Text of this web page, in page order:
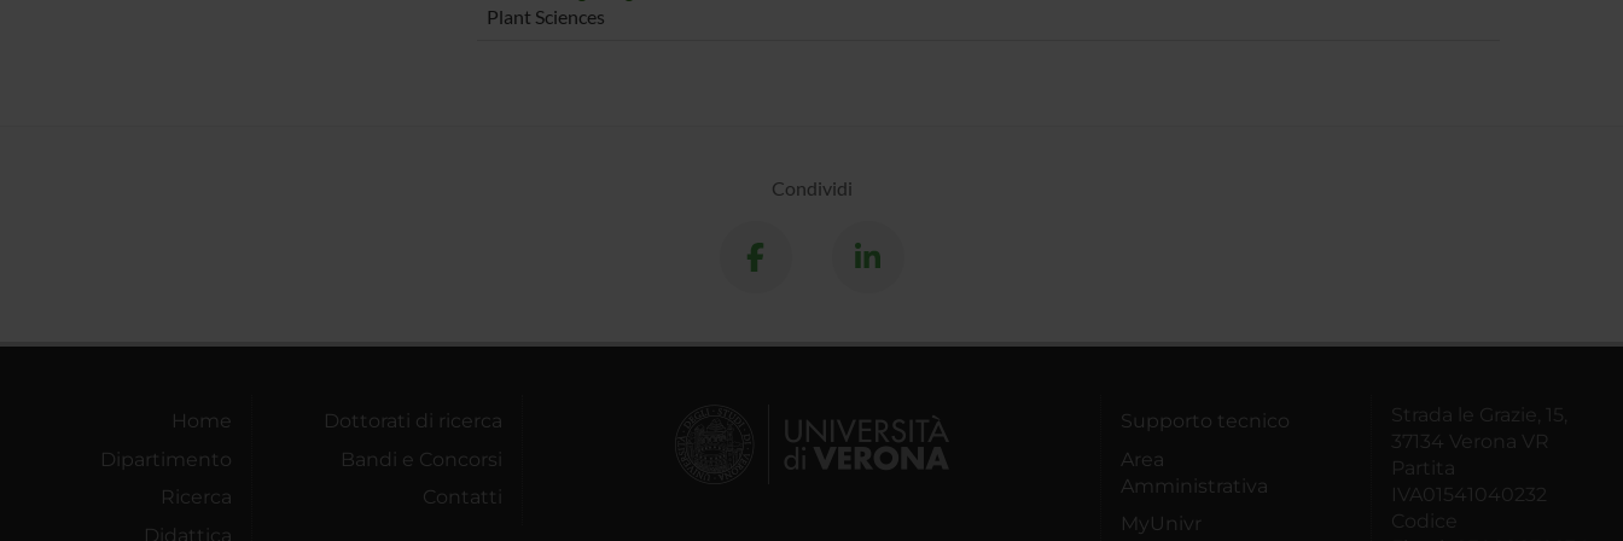
Plant Sciences
Condividi
Home
Dipartimento
Ricerca
Didattica
Dottorati di ricerca
Bandi e Concorsi
Contatti
Supporto tecnico
Area
Amministrativa
MyUnivr
Strada le Grazie, 15,
37134 Verona VR
Partita
IVA01541040232
Codice